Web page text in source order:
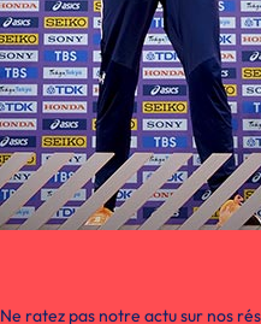
Ne ratez pas notre actu sur nos